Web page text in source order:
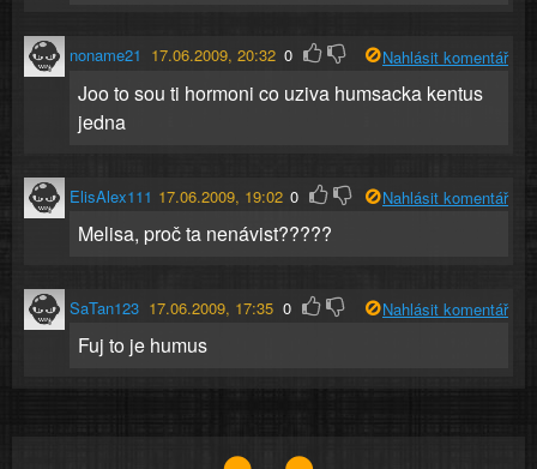
noname21 17.06.2009, 20:32 0 Nahlásit komentář
Joo to sou ti hormoni co uziva humsacka kentus
jedna
ElisAlex111 17.06.2009, 19:02 0 Nahlásit komentář
Melisa, proč ta nenávist?????
SaTan123 17.06.2009, 17:35 0 Nahlásit komentář
Fuj to je humus